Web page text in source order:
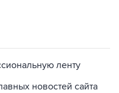
ленту
новостей сайта